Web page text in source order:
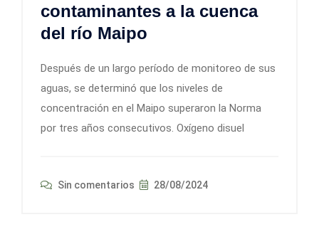
contaminantes a la cuenca
del río Maipo
Después de un largo período de monitoreo de sus
aguas, se determinó que los niveles de
concentración en el Maipo superaron la Norma
por tres años consecutivos. Oxígeno disuel
Sin comentarios 28/08/2024